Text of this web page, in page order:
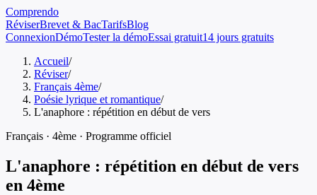
Comprendo
RéviserBrevet & BacTarifsBlog
ConnexionDémoTester la démoEssai gratuit14 jours gratuits
Accueil/
Réviser/
Français 4ème/
Poésie lyrique et romantique/
L'anaphore : répétition en début de vers
Français · 4ème · Programme officiel
L'anaphore : répétition en début de vers
en 4ème